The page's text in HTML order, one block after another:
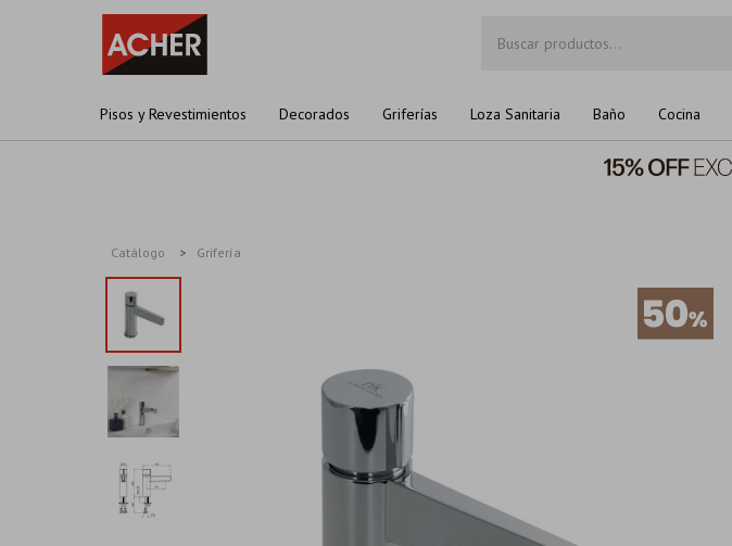
Pisos y Revestimientos Decorados Griferías Loza Sanitaria Baño Cocina
Catálogo Grifería